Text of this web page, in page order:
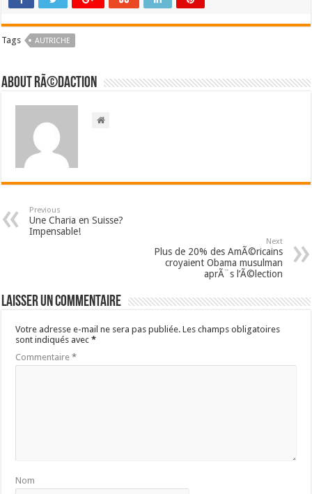
Tags AUTRICHE
About RÃ©daction
Previous
Une Charia en Suisse?
Impensable!
Next
Plus de 20% des AmÃ©ricains
croyaient Obama musulman
aprÃ¨s l’Ã©lection
Laisser un commentaire
Votre adresse e-mail ne sera pas publiée. Les champs obligatoires
sont indiqués avec*
Commentaire*
Nom